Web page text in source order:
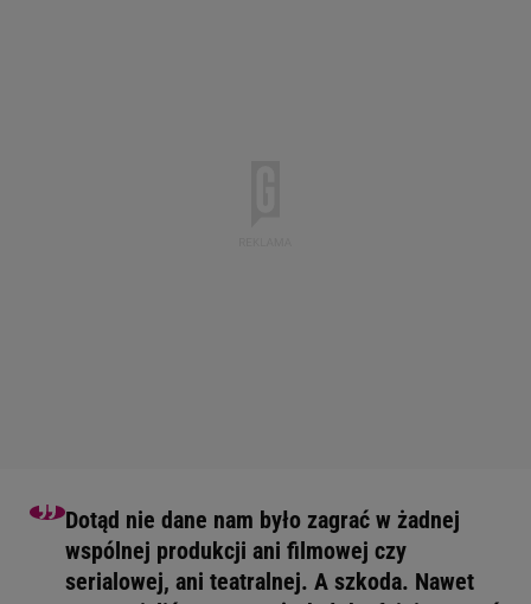
Dotąd nie dane nam było zagrać w żadnej
wspólnej produkcji ani filmowej czy
serialowej, ani teatralnej. A szkoda. Nawet